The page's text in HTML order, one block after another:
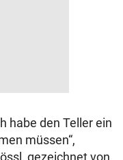
habe den Teller ein
müssen“,
gezeichnet von